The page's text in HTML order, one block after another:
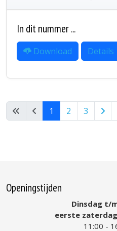
In dit nummer ...
Download Details
1 2 3
Openingstijden
Dinsdag t/
eerste
11:00 -